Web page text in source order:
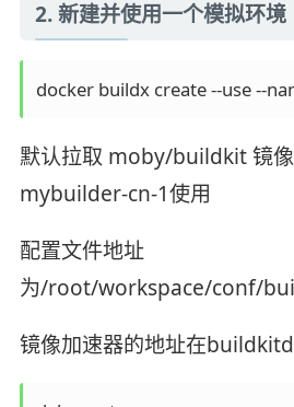
2. 新建并使用一个模拟环境
docker buildx create --use --
默认拉取 moby/buildkit 镜
mybuilder-cn-1使用
配置文件地址
为/root/workspace/conf/
镜像加速器的地址在